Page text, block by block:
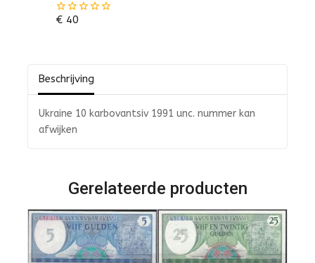
0
€40
Beschrijving
Ukraine 10 karbovantsiv 1991 unc. nummer kan
afwijken
Gerelateerde producten